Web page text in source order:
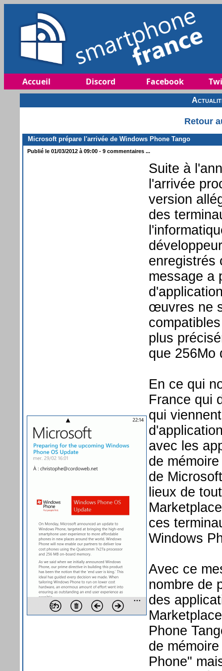
Accueil Discord Facebook
Retour
Microsoft prépare l'arrivée de Windows Phone Tango
Publié le 01/03/2012 à 09:00 - 9 commentaires ...
Suite à
l'arrivée
version
des
enregistrés
message a
œuvres ne
plus
que 256Mo
En ce qui
France qui
qui
avec les
de
de
lieux de
ces
Windows
Avec ce
nombre de
des
Phone
de
Phone"